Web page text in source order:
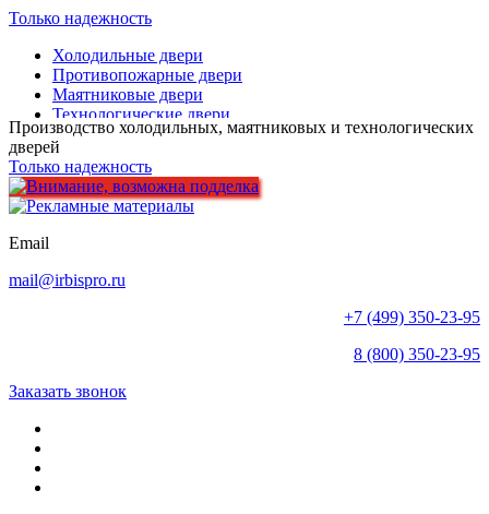
Только надежность
Холодильные двери
Противопожарные двери
Маятниковые двери
Технологические двери
Скоростные рулонные ворота
Тандемы
Шлюзовое исполнение
Камеры шоковой заморозки
Холодильные камеры
Пленочные завесы
Клапаны для овощехранилищ
Объекты
Производство холодильных, маятниковых и технологических
дверей
Только надежность
Email
mail@irbispro.ru
+7 (499) 350-23-95
8 (800) 350-23-95
Заказать звонок